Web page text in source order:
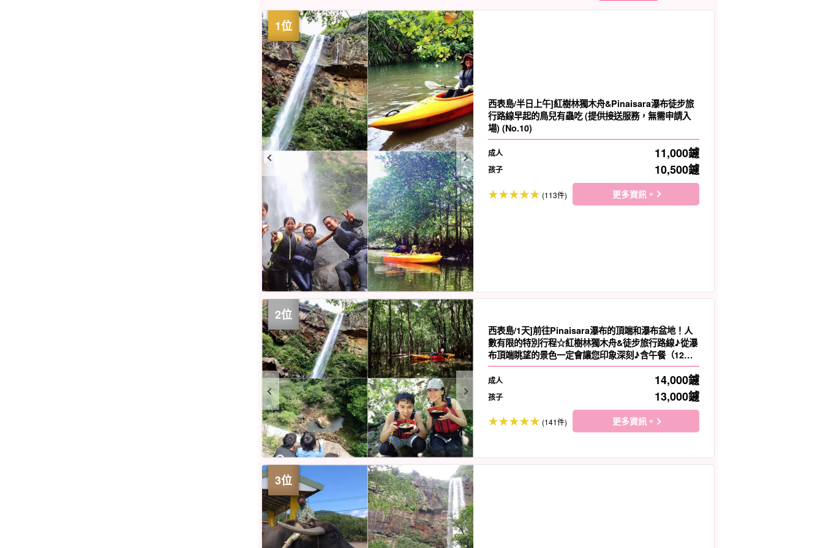
西表島/半日上午]紅樹林獨木舟&Pinaisara瀑布徒步旅
行路線早起的鳥兒有蟲吃 (提供接送服務，無需申請入
場) (No.10)
成人 11,000鑢
孩子 10,500鑢
(113件) 更多資訊。
西表島/1天]前往Pinaisara瀑布的頂端和瀑布盆地！人
數有限的特別行程☆紅樹林獨木舟&徒步旅行路線♪從瀑
布頂端眺望的景色一定會讓您印象深刻♪含午餐（12號
店）
成人 14,000鑢
孩子 13,000鑢
(141件) 更多資訊。